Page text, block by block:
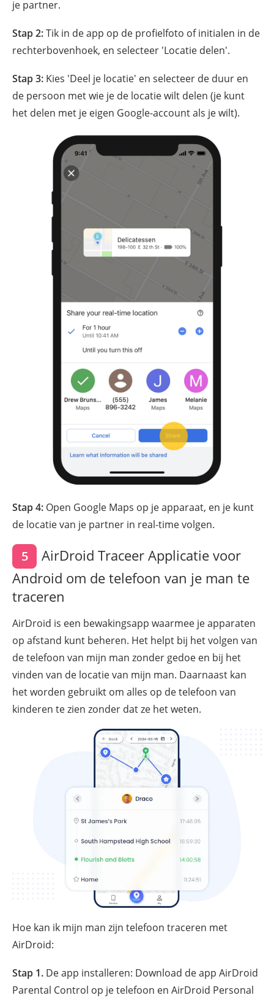
je partner.
Stap 2:Tik in de app op de profielfoto of initialen in de
rechterbovenhoek, en selecteer 'Locatie delen'.
Stap 3: Kies 'Deel je locatie' en selecteer de duur en
de persoon met wie je de locatie wilt delen (je kunt
het delen met je eigen Google-account als je wilt).
Stap 4: Open Google Maps op je apparaat, en je kunt
de locatie van je partner in real-time volgen.
5
AirDroid Traceer Applicatie voor
Android om de telefoon van je man te
traceren
AirDroid is een bewakingsapp waarmee je apparaten
op afstand kunt beheren. Het helpt bij het volgen van
de telefoon van mijn man zonder gedoe en bij het
vinden van de locatie van mijn man. Daarnaast kan
het worden gebruikt om alles op de telefoon van
kinderen te zien zonder dat ze het weten.
Hoe kan ik mijn man zijn telefoon traceren met
AirDroid:
Stap 1. De app installeren: Download de app AirDroid
Parental Control op je telefoon en AirDroid Personal